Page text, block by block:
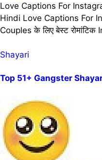
Love Captions For Instagram In Hindi: आज की ये पोस्ट
Hindi Love Captions For
Couples के लिए बेस्ट
Shayari
Top 51+ Gangster Shayari